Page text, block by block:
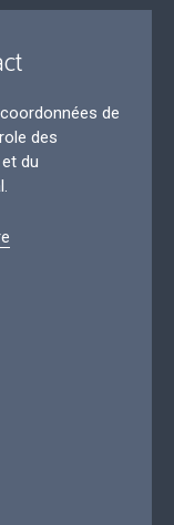
de
des
du